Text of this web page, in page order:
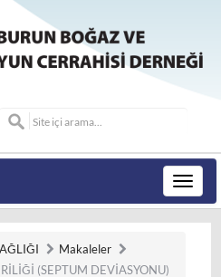
Toggle
Makaleler
(SEPTUM DEVİASYONU)